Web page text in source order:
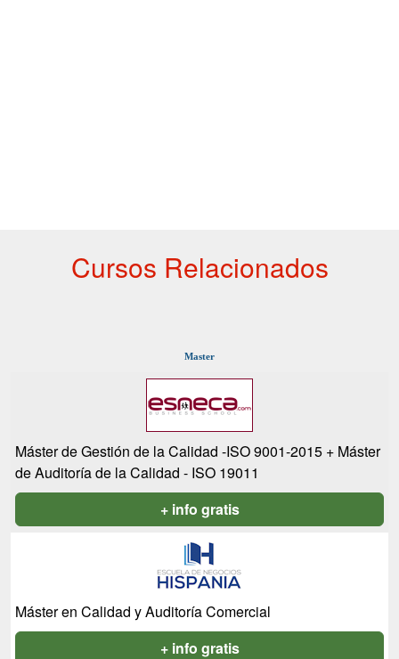
Cursos Relacionados
Master
Máster de Gestión de la Calidad -ISO 9001-2015 + Máster
de Auditoría de la Calidad - ISO 19011
+ info gratis
Máster en Calidad y Auditoría Comercial
+ info gratis